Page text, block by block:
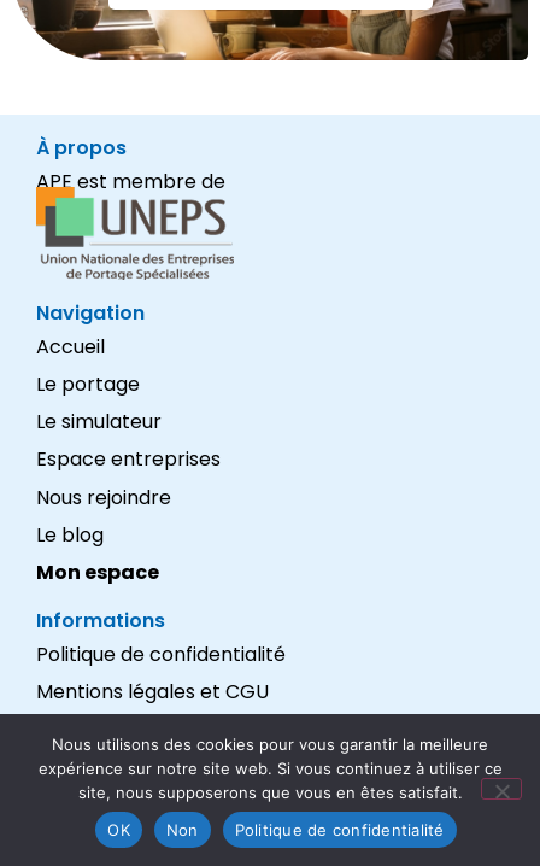
À propos
APE est membre de
Navigation
Accueil
Le portage
Le simulateur
Espace entreprises
Nous rejoindre
Le blog
Mon espace
Informations
Politique de confidentialité
Mentions légales et CGU
Nous suivre
Nous utilisons des cookies pour vous garantir la meilleure
expérience sur notre site web. Si vous continuez à utiliser ce
site, nous supposerons que vous en êtes satisfait.
OK
Non Politique de confidentialité